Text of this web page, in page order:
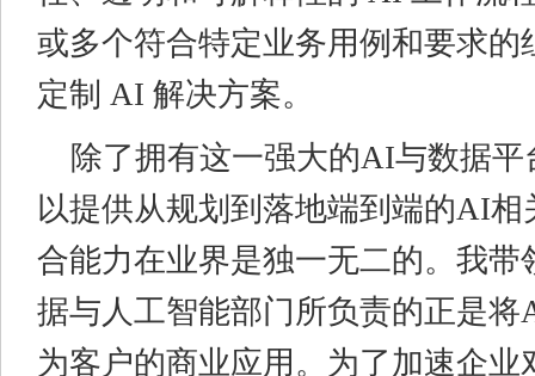
或多个符合特定业务用例和要求的
定制 AI 解决方案。
除了拥有这一强大的AI与数据
以提供从规划到落地端到端的AI相
合能力在业界是独一无二的。我
据与人工智能部门所负责的正是
为客户的商业应用。为了加速企